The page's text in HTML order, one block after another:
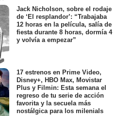
Jack Nicholson, sobre el rodaje
de ‘El resplandor’: “Trabajaba
12 horas en la película, salía de
fiesta durante 8 horas, dormía 4
y volvía a empezar”
17 estrenos en Prime Video,
Disney+, HBO Max, Movistar
Plus y Filmin: Esta semana el
regreso de tu serie de acción
favorita y la secuela más
nostálgica para los milenials